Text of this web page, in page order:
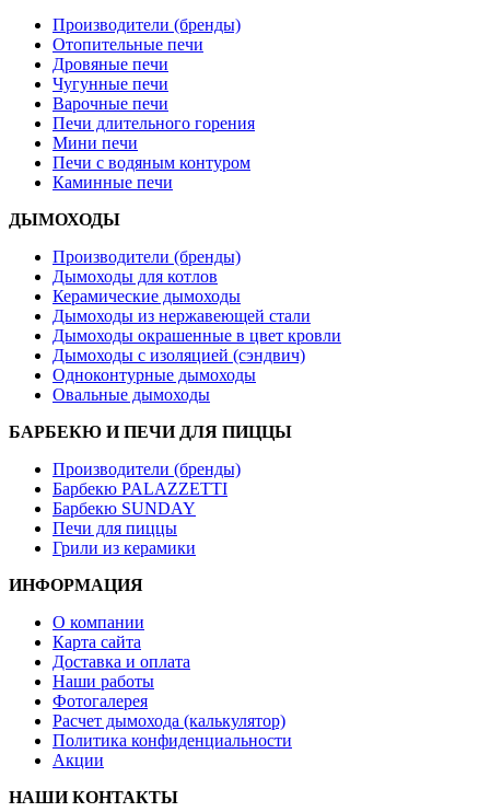
Производители (бренды)
Отопительные печи
Дровяные печи
Чугунные печи
Варочные печи
Печи длительного горения
Мини печи
Печи с водяным контуром
Каминные печи
ДЫМОХОДЫ
Производители (бренды)
Дымоходы для котлов
Керамические дымоходы
Дымоходы из нержавеющей стали
Дымоходы окрашенные в цвет кровли
Дымоходы с изоляцией (сэндвич)
Одноконтурные дымоходы
Овальные дымоходы
БАРБЕКЮ И ПЕЧИ ДЛЯ ПИЦЦЫ
Производители (бренды)
Барбекю PALAZZETTI
Барбекю SUNDAY
Печи для пиццы
Грили из керамики
ИНФОРМАЦИЯ
О компании
Карта сайта
Доставка и оплата
Наши работы
Фотогалерея
Расчет дымохода (калькулятор)
Политика конфиденциальности
Акции
НАШИ КОНТАКТЫ